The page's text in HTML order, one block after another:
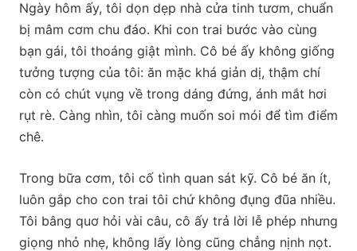
Ngày hôm ấy, tôi dọn dẹp nhà cửa tinh tươm, chuẩn
bị mâm cơm chu đáo. Khi con trai bước vào cùng
bạn gái, tôi thoáng giật mình. Cô bé ấy không giống
tưởng tượng của tôi: ăn mặc khá giản dị, thậm chí
còn có chút vụng về trong dáng đứng, ánh mắt hơi
rụt rè. Càng nhìn, tôi càng muốn soi mói để tìm điểm
chê.
Trong bữa cơm, tôi cố tình quan sát kỹ. Cô bé ăn ít,
luôn gắp cho con trai tôi chứ không đụng đũa nhiều.
Tôi bâng quơ hỏi vài câu, cô ấy trả lời lễ phép nhưng
giọng nhỏ nhẹ, không lấy lòng cũng chẳng nịnh nọt.